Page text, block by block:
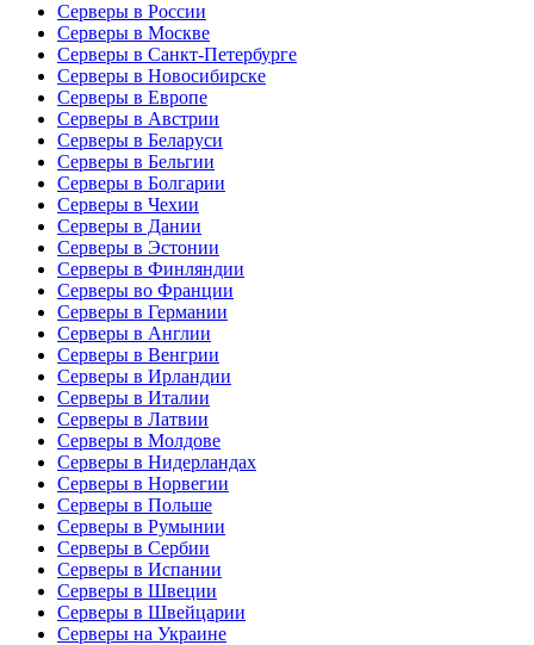
Серверы в России
Серверы в Москве
Серверы в Санкт-Петербурге
Серверы в Новосибирске
Серверы в Европе
Серверы в Австрии
Серверы в Беларуси
Серверы в Бельгии
Серверы в Болгарии
Серверы в Чехии
Серверы в Дании
Серверы в Эстонии
Серверы в Финляндии
Серверы во Франции
Серверы в Германии
Серверы в Англии
Серверы в Венгрии
Серверы в Ирландии
Серверы в Италии
Серверы в Латвии
Серверы в Молдове
Серверы в Нидерландах
Серверы в Норвегии
Серверы в Польше
Серверы в Румынии
Серверы в Сербии
Серверы в Испании
Серверы в Швеции
Серверы в Швейцарии
Серверы на Украине